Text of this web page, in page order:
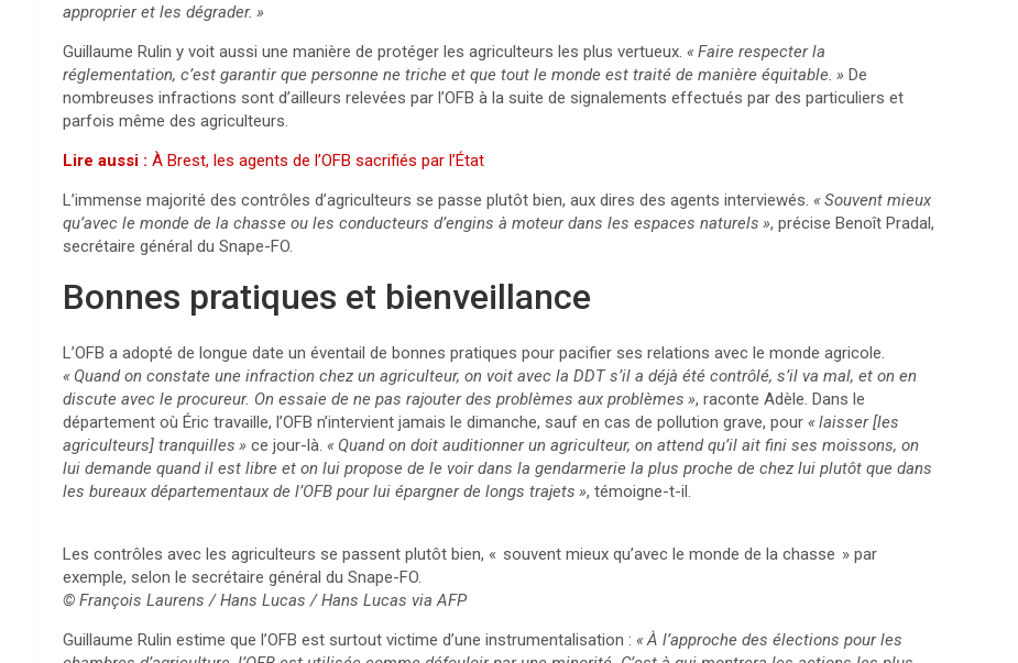
approprier et les dégrader. »
Guillaume Rulin y voit aussi une manière de protéger les agriculteurs les plus vertueux. «Faire respecter la
réglementation, c’est garantir que personne ne triche et que tout le monde est traité de manière équitable. » De
nombreuses infractions sont d’ailleurs relevées par l’OFB à la suite de signalements effectués par des particuliers et
parfois même des agriculteurs.
Lire aussi : À Brest, les agents de l’OFB sacrifiés par l’État
L’immense majorité des contrôles d’agriculteurs se passe plutôt bien, aux dires des agents interviewés. «Souvent mieux
qu’avec le monde de la chasse ou les conducteurs d’engins à moteur dans les espaces naturels », précise Benoît Pradal,
secrétaire général du Snape-FO.
Bonnes pratiques et bienveillance
L’OFB a adopté de longue date un éventail de bonnes pratiques pour pacifier ses relations avec le monde agricole.
« Quand on constate une infraction chez un agriculteur, on voit avec la DDTs’il a déjà été contrôlé, s’il va mal, et on en
discute avec le procureur. On essaie de ne pas rajouter des problèmes aux problèmes », raconte Adèle. Dans le
département où Éric travaille, l’OFB n’intervient jamais le dimanche, sauf en cas de pollution grave, pour «laisser [les
agriculteurs] tranquilles » ce jour-là. « Quand on doit auditionner un agriculteur, on attend qu’il ait fini ses moissons, on
lui demande quand il est libre et on lui propose de le voir dans la gendarmerie la plus proche de chez lui plutôt que dans
les bureaux départementaux de l’OFB pour lui épargner de longs trajets », témoigne-t-il.
Les contrôles avec les agriculteurs se passent plutôt bien, « souvent mieux qu’avec le monde de la chasse » par
exemple, selon le secrétaire général du Snape-FO.
© François Laurens / Hans Lucas / Hans Lucas viaAFP
Guillaume Rulin estime que l’OFB est surtout victime d’une instrumentalisation : «À l’approche des élections pour les